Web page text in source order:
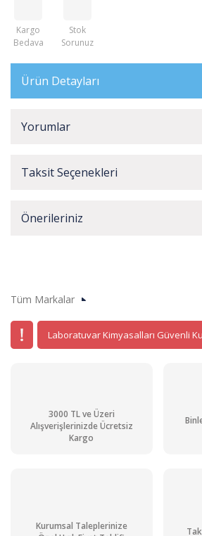
Kargo
Bedava
Stok
Sorunuz
Ürün Detayları
Yorumlar
Taksit Seçenekleri
Önerileriniz
Tüm Markalar
Laboratuvar Kimyasalları Güvenli
3000 TL ve Üzeri
Alışverişlerinizde Ücretsiz
Kargo
Kurumsal Taleplerinize